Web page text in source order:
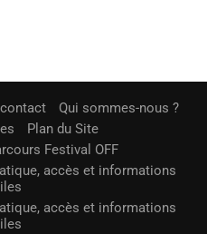
Qui sommes-nous ?
Plan du Site
Festival OFF
accès et informations
accès et informations